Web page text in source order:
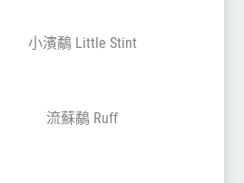
小濱鷸 Little Stint
流蘇鷸 Ruff